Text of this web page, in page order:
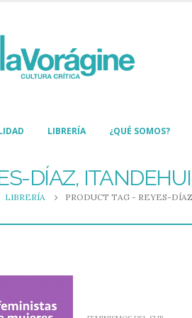
LIBRERÍA ¿QUÉ SOMOS?
DÍAZ, ITANDEHUI
LIBRERÍA PRODUCT TAG - REYES-